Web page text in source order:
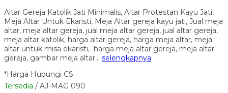
Altar Gereja Katolik Jati Minimalis, Altar Protestan Kayu Jati,
Meja Altar Untuk Ekaristi, Meja Altar gereja kayu jati, Jual meja
altar, meja altar gereja, jual meja altar gereja, jual altar gereja,
meja altar katolik, harga altar gereja, harga meja altar, meja
altar untuk misa ekaristi, harga meja altar gereja, meja altar
gereja, gambar meja altar… selengkapnya
*Harga Hubungi CS
Tersedia / AJ-MAG 090